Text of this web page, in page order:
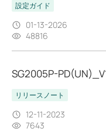
設定ガイド
01-13-2026
48816
SG2005P-
リリースノート
12-11-2023
7643